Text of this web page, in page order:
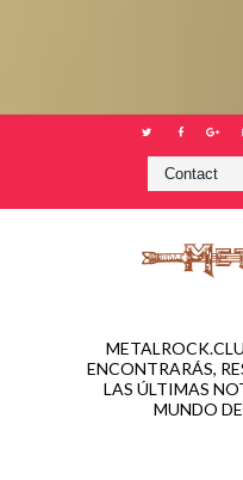
ENCONTRARÁS,
LAS ÚLTIMAS
MUNDO